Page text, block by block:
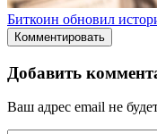
Биткоин обновил
Комментировать
Добавить
Ваш адрес email не